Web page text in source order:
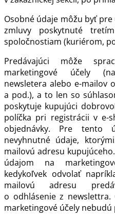
Osobné údaje môžu byť
zmluvy poskytnuté
spoločnostiam (kuriérom,
Predávajúci môže
marketingové účely
newsletera alebo e-mailov
a pod.), a to len so
poskytuje kupujúci
políčka pri registrácii v e-
objednávky. Pre tento
nevyhnutné údaje,
mailovú adresu
údajom na
kedykoľvek odvolať
mailovú adresu
o odhlásenie z newslettra.
marketingové účely